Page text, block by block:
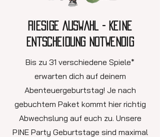
Riesige Auswahl - Keine
Entscheidung notwendig
Bis zu 31 verschiedene Spiele*
erwarten dich auf deinem
Abenteuergeburtstag! Je nach
gebuchtem Paket kommt hier richtig
Abwechslung auf euch zu. Unsere
PINE Party Geburtstage sind maximal